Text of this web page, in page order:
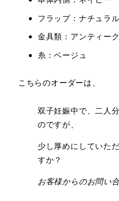
フラップ：ナチュラル
金具類：アンティー
糸：ベージュ
こちらのオーダーは、
双子妊娠中で、二人
のですが、
少し厚めにしていた
すか？
お客様からのお問い